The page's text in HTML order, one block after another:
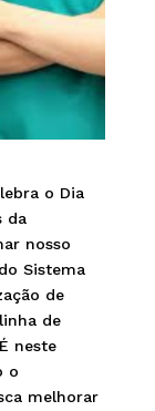
o Dia
da
nosso
Sistema
de
de
neste
o
melhorar